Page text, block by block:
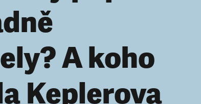
A koho
Keplerova